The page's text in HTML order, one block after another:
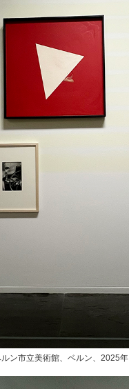
ン市立美術館、ベルン、2025年